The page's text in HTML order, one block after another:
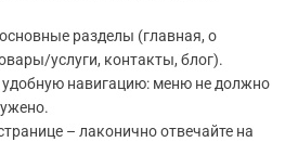
разделы (главная, о
услуги, контакты, блог).
навигацию: меню не должно
– лаконично отвечайте на